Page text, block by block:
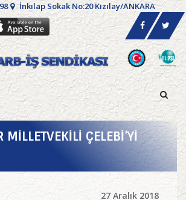
İnkılap Sokak No:20 Kızılay/ANKARA
ÇELEBİ’Yİ
27 Aralık 2018